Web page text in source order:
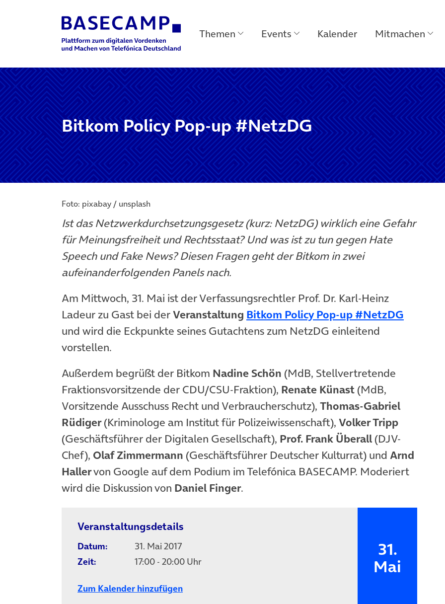
Main Navigation Themen Events Kalender Mitmachen
Bitkom Policy Pop-up #NetzDG
Foto: pixabay / unsplash
Ist das Netzwerkdurchsetzungsgesetz (kurz: NetzDG) wirklich eine Gefahr
für Meinungsfreiheit und Rechtsstaat? Und was ist zu tun gegen Hate
Speech und Fake News? Diesen Fragen geht der Bitkom in zwei
aufeinanderfolgenden Panels nach.
Am Mittwoch, 31. Mai ist der Verfassungsrechtler Prof. Dr. Karl-Heinz
Ladeur zu Gast bei derVeranstaltung Bitkom Policy Pop-up #NetzDG
und wird die Eckpunkte seines Gutachtens zum NetzDG einleitend
vorstellen.
Außerdem begrüßt der Bitkom Nadine Schön (MdB, Stellvertretende
Fraktionsvorsitzende der CDU/CSU-Fraktion), Renate Künast (MdB,
Vorsitzende Ausschuss Recht und Verbraucherschutz), Thomas-Gabriel
Rüdiger(Kriminologe am Institut für Polizeiwissenschaft), Volker Tripp
(Geschäftsführer der Digitalen Gesellschaft), Prof. Frank Überall(DJV-
Chef), Olaf Zimmermann (Geschäftsführer Deutscher Kulturrat) und Arnd
Hallervon Google auf dem Podium im Telefónica BASECAMP. Moderiert
wird die Diskussion von Daniel Finger.
Veranstaltungsdetails
Datum:
31. Mai 2017
Zeit:
17:00 - 20:00 Uhr
Zum Kalender hinzufügen
31.
Mai